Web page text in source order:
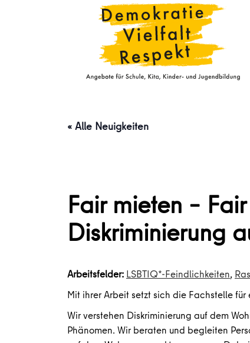
« Alle Neuigkeiten
Fair mieten –
Diskriminierung
Arbeitsfelder: LSBTIQ*-Feindlichkeiten,
Mit ihrer Arbeit setzt sich die Fachstelle
Wir verstehen Diskriminierung auf dem
Phänomen. Wir beraten und begleiten